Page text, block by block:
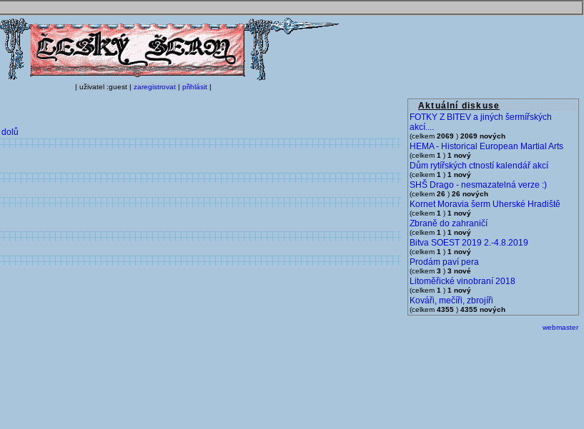
| uživatel :guest | zaregistrovat | přihlásit |
Aktuální diskuse
FOTKY Z BITEV a jiných šermířských
akcí....
(celkem 2069 ) 2069 nových
HEMA - Historical European Martial Arts
(celkem 1 ) 1 nový
Dům rytířských ctností kalendář akcí
(celkem 1 ) 1 nový
SHŠ Drago - nesmazatelná verze :)
(celkem 26 ) 26 nových
Kornet Moravia šerm Uherské Hradiště
(celkem 1 ) 1 nový
Zbraně do zahraničí
(celkem 1 ) 1 nový
Bitva SOEST 2019 2.-4.8.2019
(celkem 1 ) 1 nový
Prodám paví pera
(celkem 3 ) 3 nové
Litoměřické vinobraní 2018
(celkem 1 ) 1 nový
Kováři, mečíři, zbrojíři
(celkem 4355 ) 4355 nových
dolů
webmaster